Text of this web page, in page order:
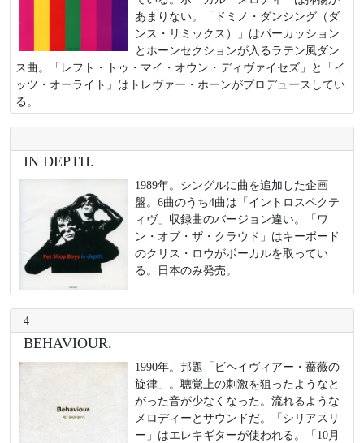
あまりない。「ドミノ・ダンシング（ダ
ンス・リミックス）」はパーカッション
とホーンセクションが入るラテン風ダン
ス曲。「レフト・トゥ・マイ・オウン・ディヴァイセズ」と「イ
ッツ・オーライト」はトレヴァー・ホーンがプロデュースしてい
る。
IN DEPTH.
1989年。シングルに曲を追加した企画
盤。6曲のうち4曲は「イントロスペクテ
ィヴ」収録曲のバージョン違い。「ワ
ン・オブ・ザ・クラウド」はキーボード
のクリス・ロウがボーカルを取ってい
る。日本のみ発売。
4
BEHAVIOUR.
1990年。邦題「ビヘイヴィアー・薔薇の
旋律」。聴覚上の刺激を狙ったようなと
がった音が少なくなった。流れるような
メロディーとサウンドだ。「シリアスリ
ー」はエレキギターが使われる。「10月